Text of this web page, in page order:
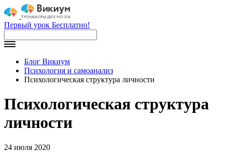
Первый урок Бесплатно!
Блог Викиум
Психология и самоанализ
Психологическая структура личности
Психологическая структура
личности
24 июля 2020